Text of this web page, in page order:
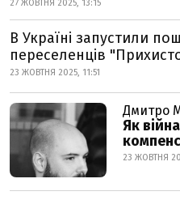
27 ЖОВТНЯ 2025, 13:15
В Україні запустили
переселенців
23 ЖОВТНЯ 2025, 11:51
Дмитро
Як
23 ЖОВТНЯ